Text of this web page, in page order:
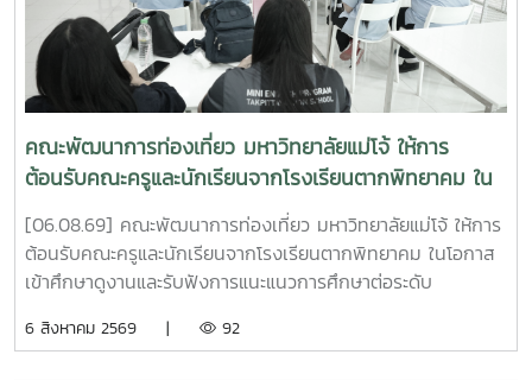
คณะพัฒนาการท่องเที่ยว มหาวิทยาลัยแม่โจ้ ให้การ
ต้อนรับคณะครูและนักเรียนจากโรงเรียนตากพิทยาคม ใน
โอกาสเข้าศึกษาดูงานและรับฟังการแนะแนวการศึกษาต่อ
ระดับอุดมศึกษา
[06.08.69] คณะพัฒนาการท่องเที่ยว มหาวิทยาลัยแม่โจ้ ให้การ
ต้อนรับคณะครูและนักเรียนจากโรงเรียนตากพิทยาคม ในโอกาส
เข้าศึกษาดูงานและรับฟังการแนะแนวการศึกษาต่อระดับ
วิสัยทัศน์ มหาวิทยาลัยแม่โจ้การศึกษาดูงานในครั้งนี้มี
6 สิงหาคม 2569 | 92